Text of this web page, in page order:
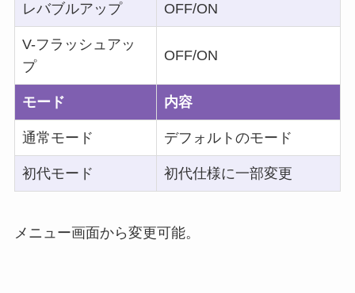
レバブルアップ OFF/ON
V-フラッシュアッ
プ
OFF/ON
モード 内容
通常モード デフォルトのモード
初代モード 初代仕様に一部変更
メニュー画面から変更可能。